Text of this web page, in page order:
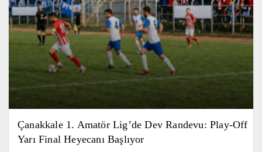
Çanakkale 1. Amatör Lig’de Dev Randevu: Play-Off
Yarı Final Heyecanı Başlıyor